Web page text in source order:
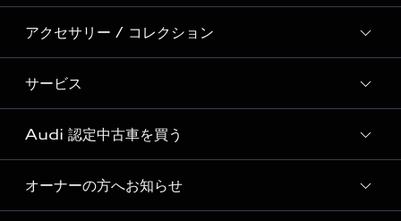
Audi Sport
Formula 1®
デジタルサービス
新車在庫検索
試乗車・展示車検索
見積り依頼
試乗予約
モデル一覧
特別仕様モデル / 限定モデル
e-tronラインアップ
価格シミュレーション
車両比較
アクセサリー / コレクション
純正アクセサリー
オンラインショップ
Audi collection
アウディナビアプリ
サービス
サービス入庫予約
サービスプログラム
メンテナンス
Audi 認定中古車を買う
Audi認定中古車
オーナーの方へお知らせ